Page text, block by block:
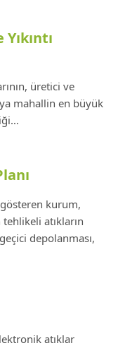
üretici ve
mahallin en büyük
kurum,
atıkların
depolanması,
atıklar